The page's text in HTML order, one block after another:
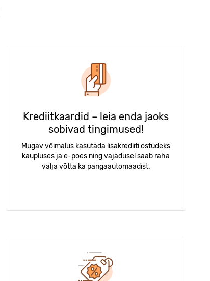
Krediitkaardid – leia enda jaoks
sobivad tingimused!
Mugav võimalus kasutada lisakrediiti ostudeks
kaupluses ja e-poes ning vajadusel saab raha
välja võtta ka pangaautomaadist.